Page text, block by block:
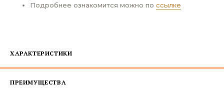
Подробнее ознакомится можно по ссылке
ХАРАКТЕРИСТИКИ
ПРЕИМУЩЕСТВА